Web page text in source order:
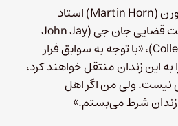
به گفته‌ی آقای مارتین هورن (Martin Horn) استاد
بازپروری در دانشگاه عدالت قضایی جان جی (John Jay
College of Criminal Justice)، «با توجه به سوابق فرار
به این زندان منتقل خواهند کرد،
ولی من اگر اهل
شرط می‌بستم.»